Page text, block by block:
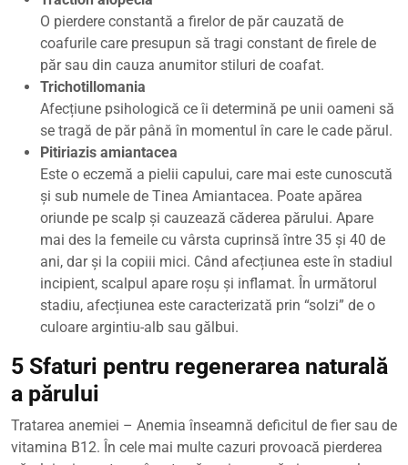
O pierdere constantă a firelor de păr cauzată de
coafurile care presupun să tragi constant de firele de
păr sau din cauza anumitor stiluri de coafat.
Trichotillomania
Afecțiune psihologică ce îi determină pe unii oameni să
se tragă de păr până în momentul în care le cade părul.
Pitiriazis amiantacea
Este o eczemă a pielii capului, care mai este cunoscută
și sub numele de Tinea Amiantacea. Poate apărea
oriunde pe scalp și cauzează căderea părului. Apare
mai des la femeile cu vârsta cuprinsă între 35 și 40 de
ani, dar și la copiii mici. Când afecțiunea este în stadiul
incipient, scalpul apare roșu și inflamat. În următorul
stadiu, afecțiunea este caracterizată prin “solzi” de o
culoare argintiu-alb sau gălbui.
5 Sfaturi pentru regenerarea naturală
a părului
Tratarea anemiei – Anemia înseamnă deficitul de fier sau de
vitamina B12. În cele mai multe cazuri provoacă pierderea